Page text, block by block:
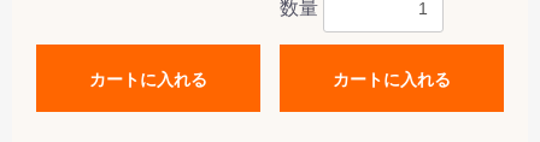
カートに入れる
数量
カートに入れる